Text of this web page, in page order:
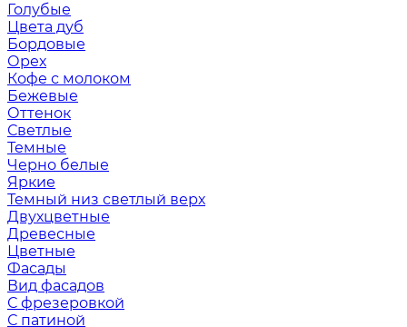
Голубые
Цвета дуб
Бордовые
Орех
Кофе с молоком
Бежевые
Оттенок
Светлые
Темные
Черно белые
Яркие
Темный низ светлый верх
Двухцветные
Древесные
Цветные
Фасады
Вид фасадов
С фрезеровкой
С патиной